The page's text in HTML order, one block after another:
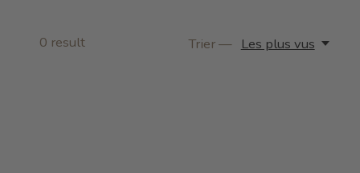
0 result Trier — Les plus vus